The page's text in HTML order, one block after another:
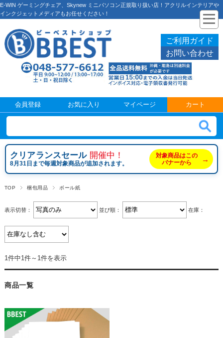
E-WIN ゲーミングチェア、Skynew ミニパソコン正規取り扱い店！アクリルインテリアや
インクジェットメディアもお任せください！
ご利用ガイド
お問い合わせ
会員登録 お気に入り マイページ カート
クリアランスセール 開催中！
8月31日まで毎週対象商品が追加されます。
対象商品はこの
バナーから
→
TOP 梱包用品 ボール紙
表示切替： 並び順： 在庫：
1件中1件～1件を表示
商品一覧